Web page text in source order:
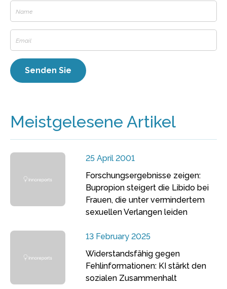
Meistgelesene Artikel
25 April 2001
Forschungsergebnisse zeigen:
Bupropion steigert die Libido bei
Frauen, die unter vermindertem
sexuellen Verlangen leiden
13 February 2025
Widerstandsfähig gegen
Fehlinformationen: KI stärkt den
sozialen Zusammenhalt